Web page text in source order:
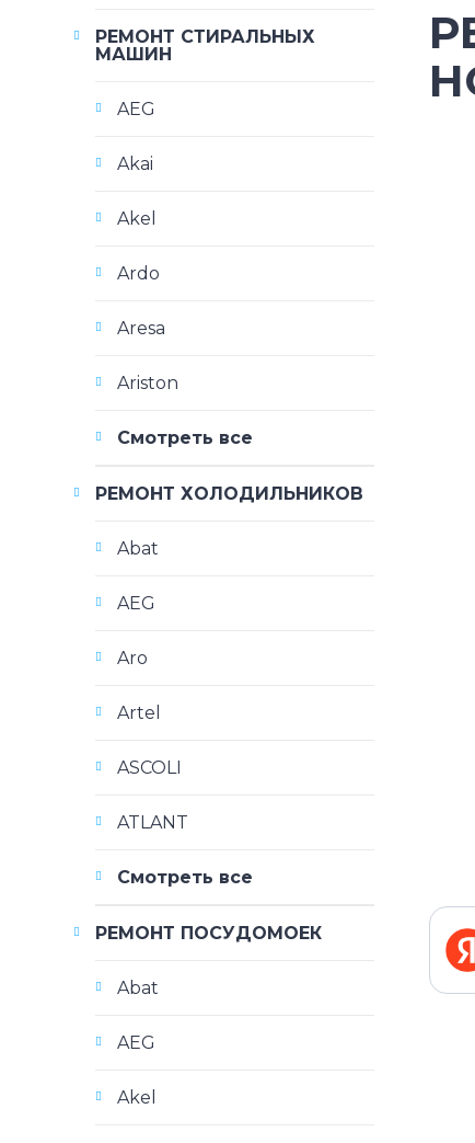
РЕМОНТ СТИРАЛЬНЫХ
МАШИН
AEG
Akai
Akel
Ardo
Aresa
Ariston
Смотреть все
РЕМОНТ ХОЛОДИЛЬНИКОВ
Abat
AEG
Aro
Artel
ASCOLI
ATLANT
Смотреть все
РЕМОНТ ПОСУДОМОЕК
Abat
AEG
Akel